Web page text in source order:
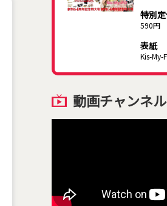
特別
590円
表紙
Kis-My-
動画チャンネル